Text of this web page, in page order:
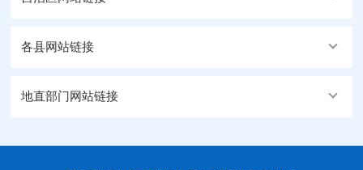
各县网站链接
地直部门网站链接